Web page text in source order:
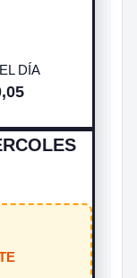
DÍA